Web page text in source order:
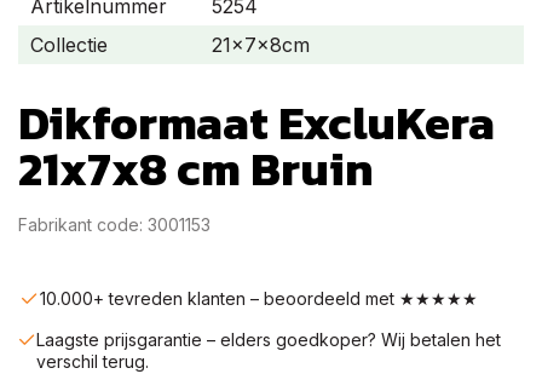
Artikelnummer
5254
Collectie
21x7x8cm
Dikformaat ExcluKera
21x7x8 cm Bruin
Fabrikant code: 3001153
10.000+ tevreden klanten – beoordeeld met ★★★★★
Laagste prijsgarantie – elders goedkoper? Wij betalen het
verschil terug.